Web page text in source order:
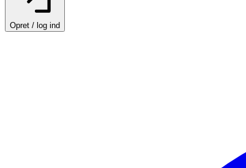
Opret / log ind